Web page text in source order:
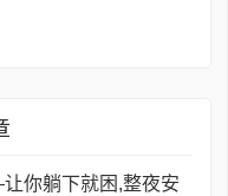
你躺下就困,整夜安